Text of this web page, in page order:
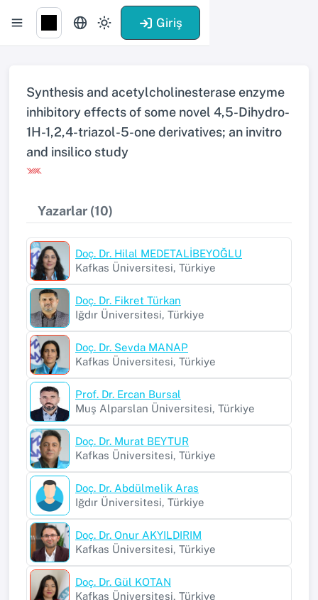
Giriş
Synthesis and acetylcholinesterase enzyme
inhibitory effects of some novel 4,5-Dihydro-
1H-1,2,4-triazol-5-one derivatives; an invitro
and insilico study
Yazarlar (10)
Doç. Dr. Hilal MEDETALİBEYOĞLU
Kafkas Üniversitesi, Türkiye
Doç. Dr. Fikret Türkan
Iğdır Üniversitesi, Türkiye
Doç. Dr. Sevda MANAP
Kafkas Üniversitesi, Türkiye
Prof. Dr. Ercan Bursal
Muş Alparslan Üniversitesi, Türkiye
Doç. Dr. Murat BEYTUR
Kafkas Üniversitesi, Türkiye
Doç. Dr. Abdülmelik Aras
Iğdır Üniversitesi, Türkiye
Doç. Dr. Onur AKYILDIRIM
Kafkas Üniversitesi, Türkiye
Doç. Dr. Gül KOTAN
Kafkas Üniversitesi, Türkiye